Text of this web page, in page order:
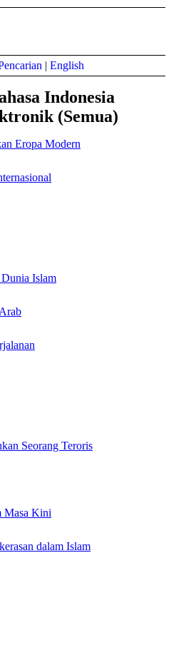
| English
Indonesia
(Semua)
Eropa Modern
Islam
Seorang Teroris
Masa Kini
dalam Islam